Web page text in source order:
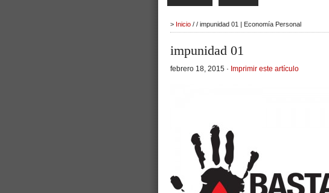
> Inicio / / impunidad 01 | Economía Personal
impunidad 01
febrero 18, 2015 · Imprimir este artículo